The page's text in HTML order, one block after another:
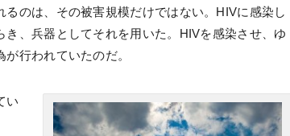
のは、その被害規模だけではない。HIVに感染し
、兵器としてそれを用いた。HIVを感染させ、ゆ
行われていたのだ。
い